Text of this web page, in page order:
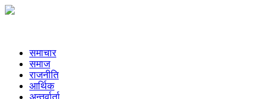
समाचार
समाज
राजनीति
आर्थिक
अन्तर्वार्ता